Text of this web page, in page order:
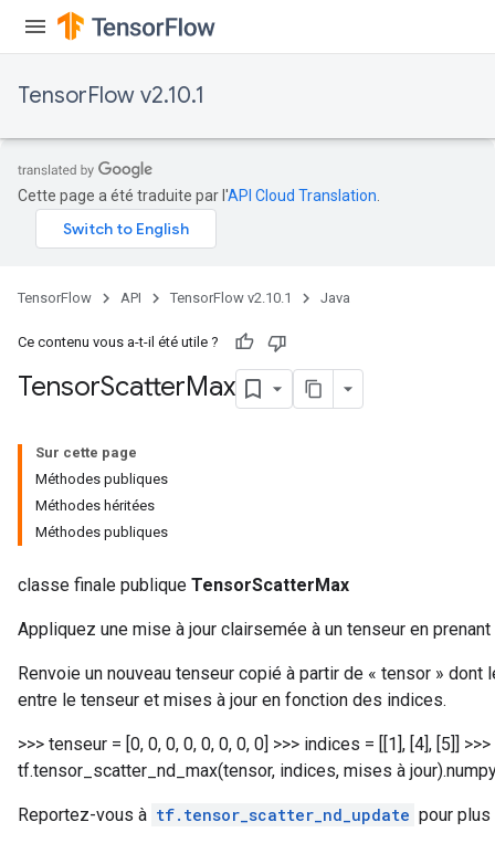
TensorFlow v2.10.1
Cette page a été traduite par l'API Cloud Translation
TensorFlow API TensorFlow v2.10.1 Java
Ce contenu vous a-t-il été utile ?
TensorScatterMax
Sur cette page
Méthodes publiques
Méthodes héritées
Méthodes publiques
classe finale publique TensorScatterMax
Appliquez une mise à jour clairsemée à un tenseur en
Renvoie un nouveau tenseur copié à partir de « tensor »
entre le tenseur et mises à jour en fonction des indices.
>>> tenseur = [0, 0, 0, 0, 0, 0, 0, 0] >>> indices = [[1], [4], [5]]
tf.tensor_scatter_nd_max(tensor, indices, mises à
Reportez-vous à tf.tensor_scatter_nd_update pour